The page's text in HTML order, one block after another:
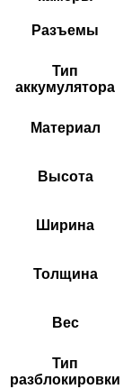
Разъемы
Тип
аккумулятора
Материал
Высота
Ширина
Толщина
Вес
Тип
разблокировки